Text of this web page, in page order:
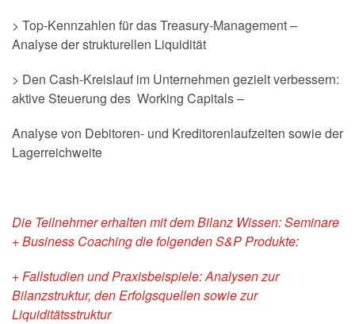
> Top-Kennzahlen für das Treasury-Management –
Analyse der strukturellen Liquidität
> Den Cash-Kreislauf im Unternehmen gezielt verbessern:
aktive Steuerung des Working Capitals –
Analyse von Debitoren- und Kreditorenlaufzeiten sowie der
Lagerreichweite
Die Teilnehmer erhalten mit dem Bilanz Wissen: Seminare
+ Business Coaching die folgenden S&P Produkte:
+ Fallstudien und Praxisbeispiele: Analysen zur
Bilanzstruktur, den Erfolgsquellen sowie zur
Liquiditätsstruktur